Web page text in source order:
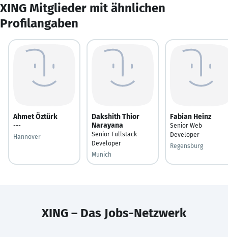
XING Mitglieder mit ähnlichen
Profilangaben
Ahmet Öztürk
---
Hannover
Dakshith Thior
Narayana
Senior Fullstack
Developer
Munich
Fabian Heinz
Senior Web
Developer
Regensburg
XING – Das Jobs-Netzwerk